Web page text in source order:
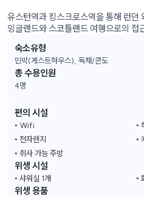
유스턴역과 킹스크로스역을 통해 런
잉글랜드와 스코틀랜드 여행으로의 접
숙소유형
민박(게스트하우스), 독채/콘도
총 수용인원
4명
편의 시설
Wifi
전자렌지
취사 가능 주방
위생 시설
샤워실 1개
위생 용품